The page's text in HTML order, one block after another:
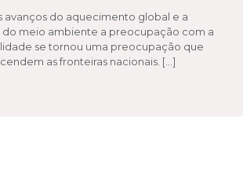
avanços do aquecimento global e a
meio ambiente a preocupação com a
se tornou uma preocupação que
as fronteiras nacionais. […]